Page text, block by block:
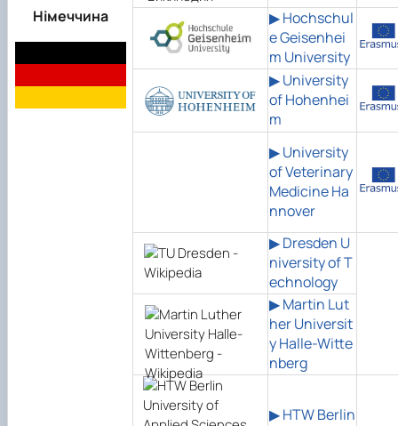
Німеччина
▶ Hochschul
e Geisenhei
m University
▶ University
of Hohenhei
m
▶ University
of Veterinary
Medicine Ha
nnover
▶ Dresden U
niversity of T
echnology
▶ Martin Lut
her Universit
y Halle-Witte
nberg
▶HTW Berlin